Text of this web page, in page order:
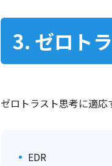
3. ゼロト
ゼロトラスト思考に適応
EDR